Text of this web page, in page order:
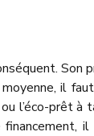
il
l’éco-